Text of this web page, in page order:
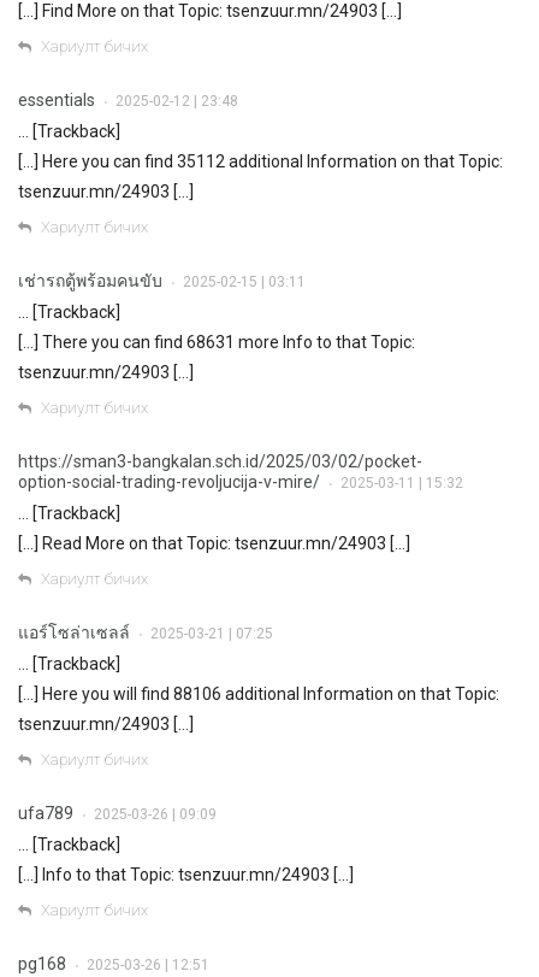
[…] Find More on that Topic: tsenzuur.mn/24903 […]
Хариулт бичих
essentials • 2025-02-12 | 23:48
… [Trackback]
[…] Here you can find 35112 additional Information on that Topic:
tsenzuur.mn/24903 […]
Хариулт бичих
เช่ารถตู้พร้อมคนขับ • 2025-02-15 | 03:11
… [Trackback]
[…] There you can find 68631 more Info to that Topic:
tsenzuur.mn/24903 […]
Хариулт бичих
https://sman3-bangkalan.sch.id/2025/03/02/pocket-
option-social-trading-revoljucija-v-mire/
• 2025-03-11 | 15:32
… [Trackback]
[…] Read More on that Topic: tsenzuur.mn/24903 […]
Хариулт бичих
แอร์โซล่าเซลล์ • 2025-03-21 | 07:25
… [Trackback]
[…] Here you will find 88106 additional Information on that Topic:
tsenzuur.mn/24903 […]
Хариулт бичих
ufa789 • 2025-03-26 | 09:09
… [Trackback]
[…] Info to that Topic: tsenzuur.mn/24903 […]
Хариулт бичих
pg168 • 2025-03-26 | 12:51